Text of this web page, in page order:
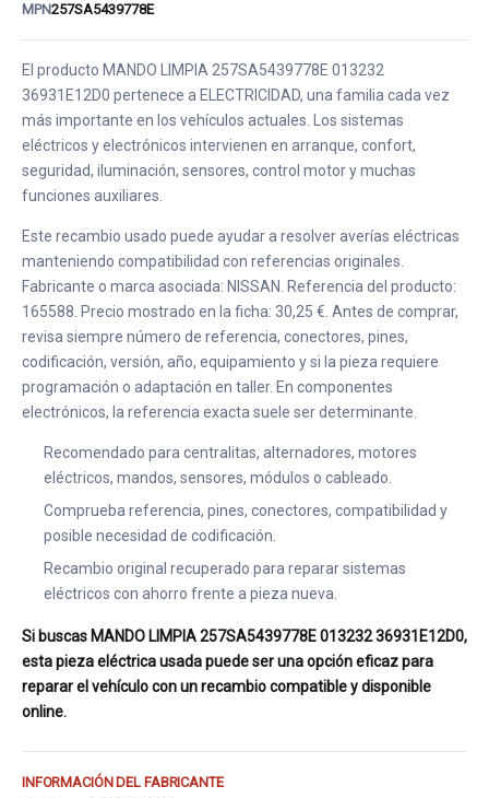
MPN257SA5439778E
El producto MANDO LIMPIA 257SA5439778E 013232
36931E12D0 pertenece a ELECTRICIDAD, una familia cada vez
más importante en los vehículos actuales. Los sistemas
eléctricos y electrónicos intervienen en arranque, confort,
seguridad, iluminación, sensores, control motor y muchas
funciones auxiliares.
Este recambio usado puede ayudar a resolver averías eléctricas
manteniendo compatibilidad con referencias originales.
Fabricante o marca asociada: NISSAN. Referencia del producto:
165588. Precio mostrado en la ficha: 30,25 €. Antes de comprar,
revisa siempre número de referencia, conectores, pines,
codificación, versión, año, equipamiento y si la pieza requiere
programación o adaptación en taller. En componentes
electrónicos, la referencia exacta suele ser determinante.
Recomendado para centralitas, alternadores, motores
eléctricos, mandos, sensores, módulos o cableado.
Comprueba referencia, pines, conectores, compatibilidad y
posible necesidad de codificación.
Recambio original recuperado para reparar sistemas
eléctricos con ahorro frente a pieza nueva.
Si buscas MANDO LIMPIA 257SA5439778E 013232 36931E12D0,
esta pieza eléctrica usada puede ser una opción eficaz para
reparar el vehículo con un recambio compatible y disponible
online.
INFORMACIÓN DEL FABRICANTE